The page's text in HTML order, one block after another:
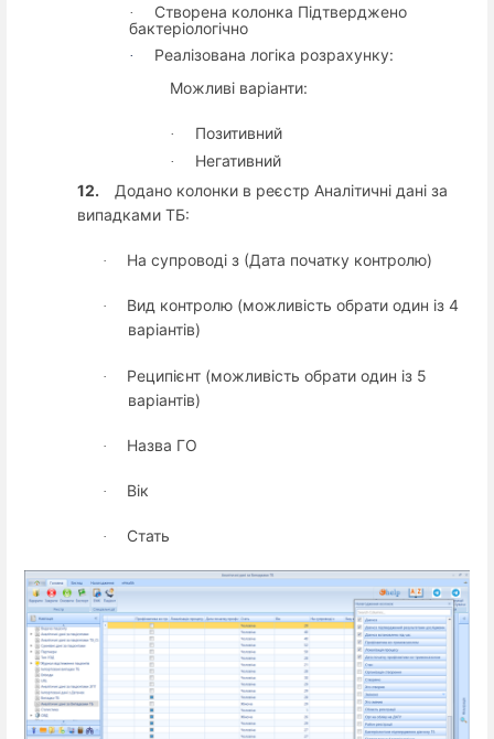
·
Створена колонка Підтверджено
бактеріологічно
·
Реалізована логіка розрахунку:
Можливі варіанти:
· Позитивний
·
Негативний
12.
Додано колонки в реєстр Аналітичні дані за
випадками ТБ:
· На супроводі з (Дата початку контролю)
·
Вид контролю (можливість обрати один із 4
варіантів)
·
Реципієнт (можливість обрати один із 5
варіантів)
· Назва ГО
· Вік
· Стать